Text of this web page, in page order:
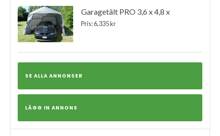
Garagetält PRO 3,6 x 4,8 x
Pris: 6,335 kr
SE ALLA ANNONSER
LÄGG IN ANNONS